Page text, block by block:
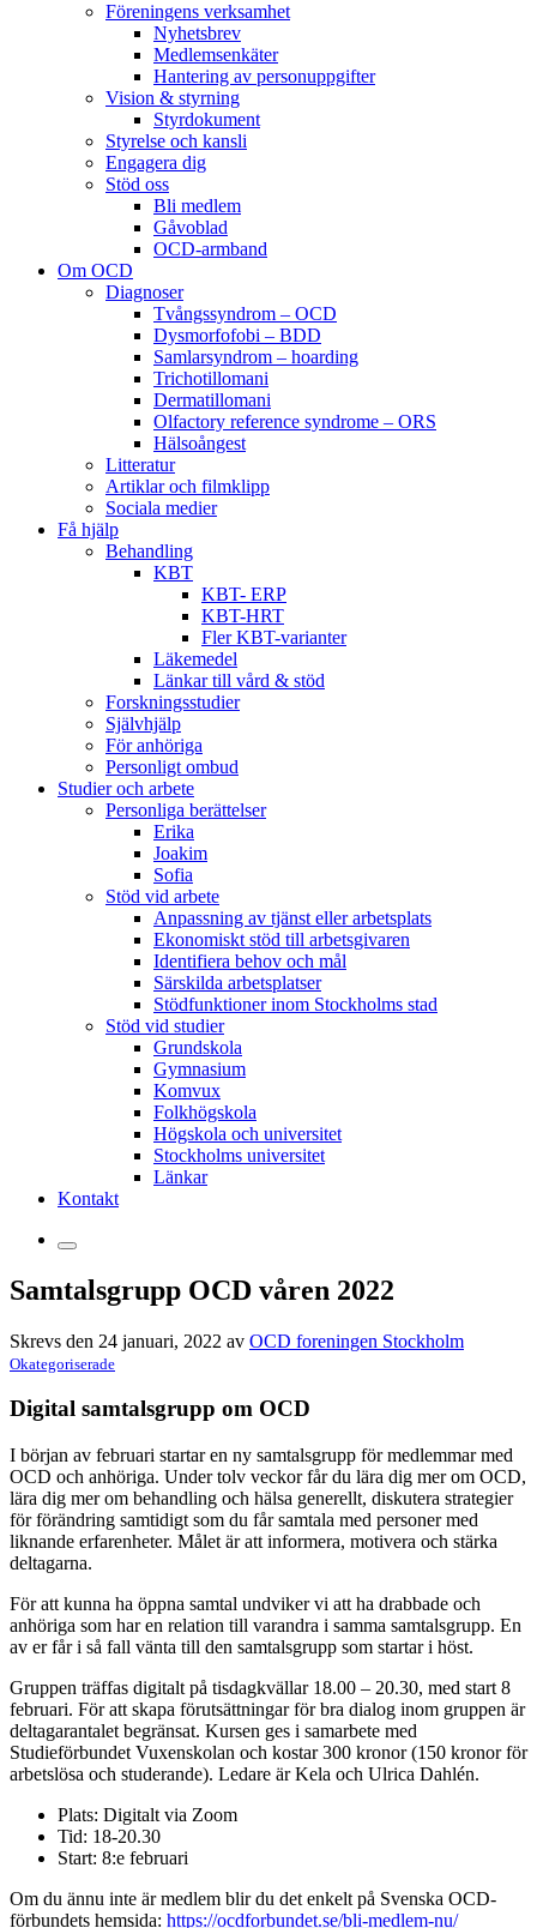
Föreningens verksamhet
Nyhetsbrev
Medlemsenkäter
Hantering av personuppgifter
Vision & styrning
Styrdokument
Styrelse och kansli
Engagera dig
Stöd oss
Bli medlem
Gåvoblad
OCD-armband
Om OCD
Diagnoser
Tvångssyndrom – OCD
Dysmorfofobi – BDD
Samlarsyndrom – hoarding
Trichotillomani
Dermatillomani
Olfactory reference syndrome – ORS
Hälsoångest
Litteratur
Artiklar och filmklipp
Sociala medier
Få hjälp
Behandling
KBT
KBT- ERP
KBT-HRT
Fler KBT-varianter
Läkemedel
Länkar till vård & stöd
Forskningsstudier
Självhjälp
För anhöriga
Personligt ombud
Studier och arbete
Personliga berättelser
Erika
Joakim
Sofia
Stöd vid arbete
Anpassning av tjänst eller arbetsplats
Ekonomiskt stöd till arbetsgivaren
Identifiera behov och mål
Särskilda arbetsplatser
Stödfunktioner inom Stockholms stad
Stöd vid studier
Grundskola
Gymnasium
Komvux
Folkhögskola
Högskola och universitet
Stockholms universitet
Länkar
Kontakt
Samtalsgrupp OCD våren 2022
Skrevs den 24 januari, 2022 av OCD foreningen Stockholm
Okategoriserade
Digital samtalsgrupp om OCD
I början av februari startar en ny samtalsgrupp för medlemmar med
OCD och anhöriga. Under tolv veckor får du lära dig mer om OCD,
lära dig mer om behandling och hälsa generellt, diskutera strategier
för förändring samtidigt som du får samtala med personer med
liknande erfarenheter. Målet är att informera, motivera och stärka
deltagarna.
För att kunna ha öppna samtal undviker vi att ha drabbade och
anhöriga som har en relation till varandra i samma samtalsgrupp. En
av er får i så fall vänta till den samtalsgrupp som startar i höst.
Gruppen träffas digitalt på tisdagkvällar 18.00 – 20.30, med start 8
februari. För att skapa förutsättningar för bra dialog inom gruppen är
deltagarantalet begränsat. Kursen ges i samarbete med
Studieförbundet Vuxenskolan och kostar 300 kronor (150 kronor för
arbetslösa och studerande). Ledare är Kela och Ulrica Dahlén.
Plats: Digitalt via Zoom
Tid: 18-20.30
Start: 8:e februari
Om du ännu inte är medlem blir du det enkelt på Svenska OCD-
förbundets hemsida: https://ocdforbundet.se/bli-medlem-nu/